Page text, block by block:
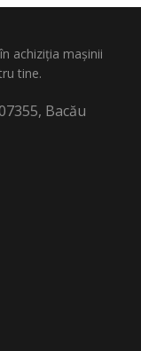
achiziția mașinii
tine.
Bacău